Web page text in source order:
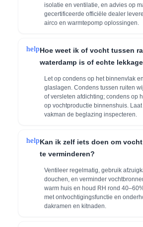
isolatie en ventilatie, en advies op
gecertificeerde officiële dealer
airco en warmtepomp oplossingen.
helpHoe weet ik of vocht tussen
waterdamp is of echte
Let op condens op het binnenvlak
glaslagen. Condens tussen ruiten
of versleten afdichting; condens op
op vochtproductie binnenshuis.
vakman de beglazing inspecteren.
helpKan ik zelf iets doen om
te verminderen?
Ventileer regelmatig, gebruik
douchen, en verminder
warm huis en houd RH rond
met ontvochtigingsfunctie en
dakramen en kitnaden.